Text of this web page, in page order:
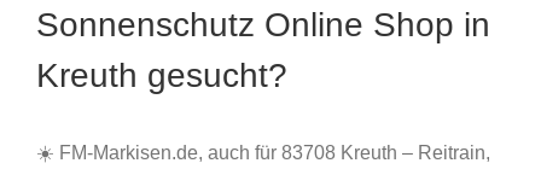
Sonnenschutz Online Shop in
Kreuth gesucht?
☀️ FM-Markisen.de, auch für 83708 Kreuth – Reitrain,